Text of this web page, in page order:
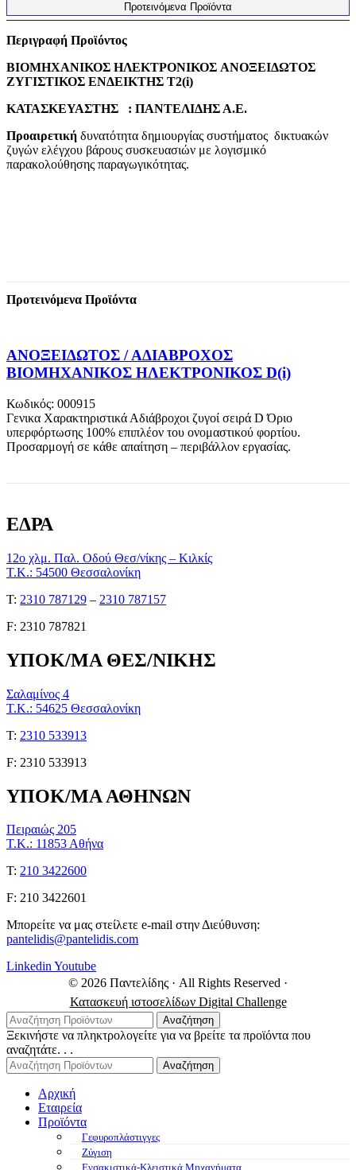
Προτεινόμενα Προϊόντα
Περιγραφή Προϊόντος
ΒΙΟΜΗΧΑΝΙΚΟΣ ΗΛΕΚΤΡΟΝΙΚΟΣ ANOΞΕΙΔΩΤΟΣ
ΖΥΓΙΣΤΙΚΟΣ ΕΝΔΕΙΚΤΗΣ Τ2(i)
ΚΑΤΑΣΚΕΥΑΣΤΗΣ : ΠΑΝΤΕΛΙΔΗΣ Α.Ε.
Προαιρετική δυνατότητα δημιουργίας συστήματος δικτυακών
ζυγών ελέγχου βάρους συσκευασιών με λογισμικό
παρακολούθησης παραγωγικότητας.
Προτεινόμενα Προϊόντα
ΑΝΟΞΕΙΔΩΤΟΣ / ΑΔΙΑΒΡΟΧΟΣ
ΒΙΟΜΗΧΑΝΙΚΟΣ ΗΛΕΚΤΡΟΝΙΚΟΣ D(i)
Κωδικός: 000915
Γενικα Χαρακτηριστικά Αδιάβροχοι ζυγοί σειρά D Όριο
υπερφόρτωσης 100% επιπλέον του ονομαστικού φορτίου.
Προσαρμογή σε κάθε απαίτηση – περιβάλλον εργασίας.
ΕΔΡΑ
12ο χλμ. Παλ. Οδού Θεσ/νίκης – Κιλκίς
Τ.Κ.: 54500 Θεσσαλονίκη
Τ: 2310 787129 – 2310 787157
F: 2310 787821
ΥΠΟΚ/ΜΑ ΘΕΣ/ΝΙΚΗΣ
Σαλαμίνος 4
Τ.Κ.: 54625 Θεσσαλονίκη
Τ: 2310 533913
F: 2310 533913
ΥΠΟΚ/ΜΑ ΑΘΗΝΩΝ
Πειραιώς 205
Τ.Κ.: 11853 Αθήνα
Τ: 210 3422600
F: 210 3422601
Μπορείτε να μας στείλετε e-mail στην Διεύθυνση:
pantelidis@pantelidis.com
LinkedinYoutube
© 2026 Παντελίδης · All Rights Reserved ·
Κατασκευή ιστοσελίδων Digital Challenge
Αναζήτηση
Ξεκινήστε να πληκτρολογείτε για να βρείτε τα προϊόντα που
αναζητάτε. . .
Αναζήτηση
Αρχική
Εταιρεία
Προϊόντα
Γεφυροπλάστιγγες
Ζύγιση